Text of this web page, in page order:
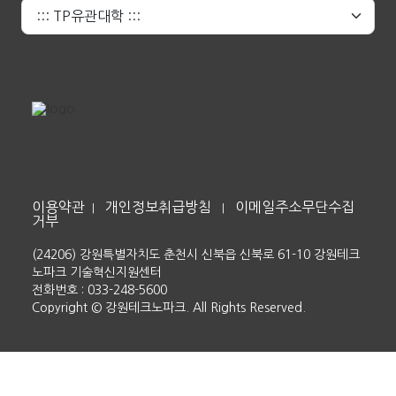
이용약관 개인정보취급방침
이메일주소무단수집
거부
(24206) 강원특별자치도 춘천시 신북읍 신북로 61-10 강원테크
노파크 기술혁신지원센터
전화번호 : 033-248-5600
Copyright © 강원테크노파크. All Rights Reserved.